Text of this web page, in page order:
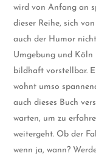
wird von Anfang an
dieser Reihe, sich
auch der Humor
Umgebung und
bildhaft vorstellbar.
wohnt umso
auch dieses Buch
warten, um zu
weitergeht. Ob der
wenn ja, wann?